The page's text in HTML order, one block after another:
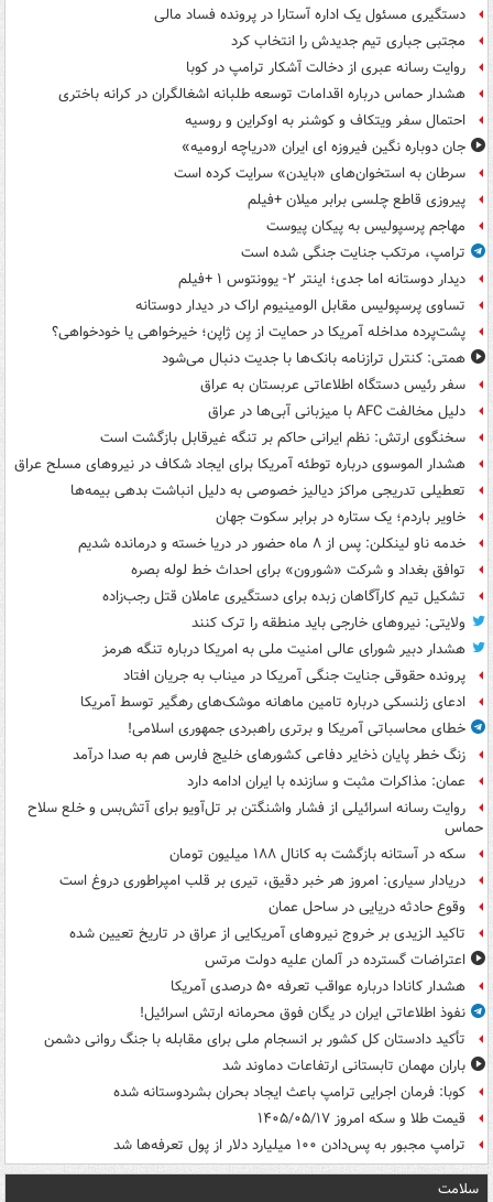
دستگیری مسئول یک اداره آستارا در پرونده فساد مالی
مجتبی جباری تیم جدیدش را انتخاب کرد
روایت رسانه عبری از دخالت آشکار ترامپ در کوبا
هشدار حماس درباره اقدامات توسعه طلبانه اشغالگران در کرانه باختری
احتمال سفر ویتکاف و کوشنر به اوکراین و روسیه
جان دوباره نگین فیروزه ای ایران «دریاچه ارومیه»
سرطان به استخوان‌های «بایدن» سرایت کرده است
پیروزی قاطع چلسی برابر میلان +فیلم
مهاجم پرسپولیس به پیکان پیوست
ترامپ، مرتکب جنایت جنگی شده است
دیدار دوستانه اما جدی؛ اینتر ۲- یوونتوس ۱ +فیلم
تساوی پرسپولیس مقابل الومینیوم اراک در دیدار دوستانه
پشت‌پرده مداخله آمریکا در حمایت از یِن ژاپن؛ خیرخواهی یا خودخواهی؟
همتی: کنترل ترازنامه بانک‌ها با جدیت دنبال می‌شود
سفر رئیس دستگاه اطلاعاتی عربستان به عراق
دلیل مخالفت AFC با میزبانی آبی‌ها در عراق
سخنگوی ارتش: نظم ایرانی حاکم بر تنگه غیرقابل بازگشت است
هشدار الموسوی درباره توطئه آمریکا برای ایجاد شکاف در نیروهای مسلح عراق
تعطیلی تدریجی مراکز دیالیز خصوصی به دلیل انباشت بدهی بیمه‌ها
خاویر باردم؛ یک ستاره در برابر سکوت جهان
خدمه ناو لینکلن: پس از ۸ ماه حضور در دریا خسته و درمانده‌ شدیم
توافق بغداد و شرکت «شورون» برای احداث خط لوله بصره
تشکیل تیم کارآگاهان زبده برای دستگیری عاملان قتل رجب‌زاده
ولایتی: نیروهای خارجی باید منطقه را ترک کنند
هشدار دبیر شورای عالی امنیت ملی به امریکا درباره تنگه هرمز
پرونده حقوقی جنایت جنگی آمریکا در میناب به جریان افتاد
ادعای زلنسکی درباره تامین ماهانه موشک‌های رهگیر توسط آمریکا
خطای محاسباتی آمریکا و برتری راهبردی جمهوری اسلامی!
زنگ خطر پایان ذخایر دفاعی کشورهای خلیج فارس هم به صدا درآمد
عمان: مذاکرات مثبت و سازنده با ایران ادامه دارد
روایت رسانه اسرائیلی از فشار واشنگتن بر تل‌آویو برای آتش‌بس و خلع سلاح
حماس
سکه در آستانه بازگشت به کانال ۱۸۸ میلیون تومان
دریادار سیاری: امروز هر خبر دقیق، تیری بر قلب امپراطوری دروغ است
وقوع حادثه دریایی در ساحل عمان
تاکید الزیدی بر خروج نیروهای آمریکایی از عراق در تاریخ تعیین شده
اعتراضات گسترده در آلمان علیه دولت مرتس
هشدار کانادا درباره عواقب تعرفه ۵۰ درصدی آمریکا
نفوذ اطلاعاتی ایران در یگان فوق محرمانه ارتش اسرائیل!
تأکید دادستان کل کشور بر انسجام ملی برای مقابله با جنگ روانی دشمن
باران مهمان تابستانی ارتفاعات دماوند شد
کوبا: فرمان اجرایی ترامپ باعث ایجاد بحران بشردوستانه شده
قیمت طلا و سکه امروز ۱۴۰۵/۰۵/۱۷
ترامپ مجبور به پس‌دادن ۱۰۰ میلیارد دلار از پول تعرفه‌ها شد
سلامت